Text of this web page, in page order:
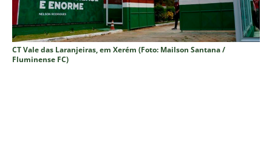
CT Vale das Laranjeiras, em Xerém (Foto: Mailson Santana /
Fluminense FC)